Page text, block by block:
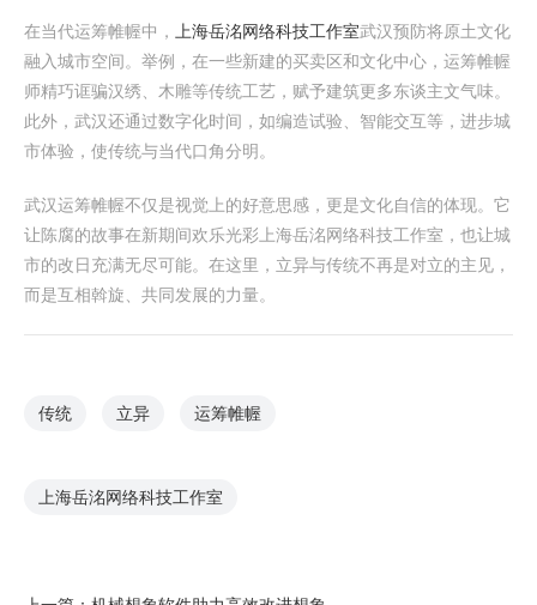
在当代运筹帷幄中， 上海岳洺网络科技工作室武汉预防将原土文化
融入城市空间。举例，在一些新建的买卖区和文化中心，运筹帷幄
师精巧诓骗汉绣、木雕等传统工艺，赋予建筑更多东谈主文气味。
此外，武汉还通过数字化时间，如编造试验、智能交互等，进步城
市体验，使传统与当代口角分明。
武汉运筹帷幄不仅是视觉上的好意思感，更是文化自信的体现。它
让陈腐的故事在新期间欢乐光彩上海岳洺网络科技工作室，也让城
市的改日充满无尽可能。在这里，立异与传统不再是对立的主见，
而是互相斡旋、共同发展的力量。
传统 立异 运筹帷幄
上海岳洺网络科技工作室